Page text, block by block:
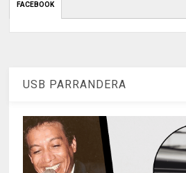
FACEBOOK
USB PARRANDERA